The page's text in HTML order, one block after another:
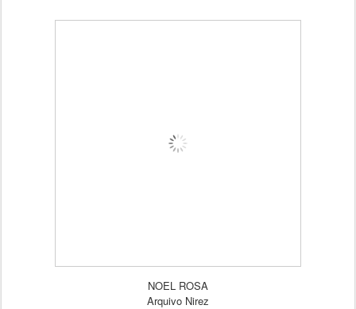
NOEL ROSA
Arquivo Nirez